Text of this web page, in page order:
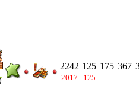
2242
2017
125
125
175 367